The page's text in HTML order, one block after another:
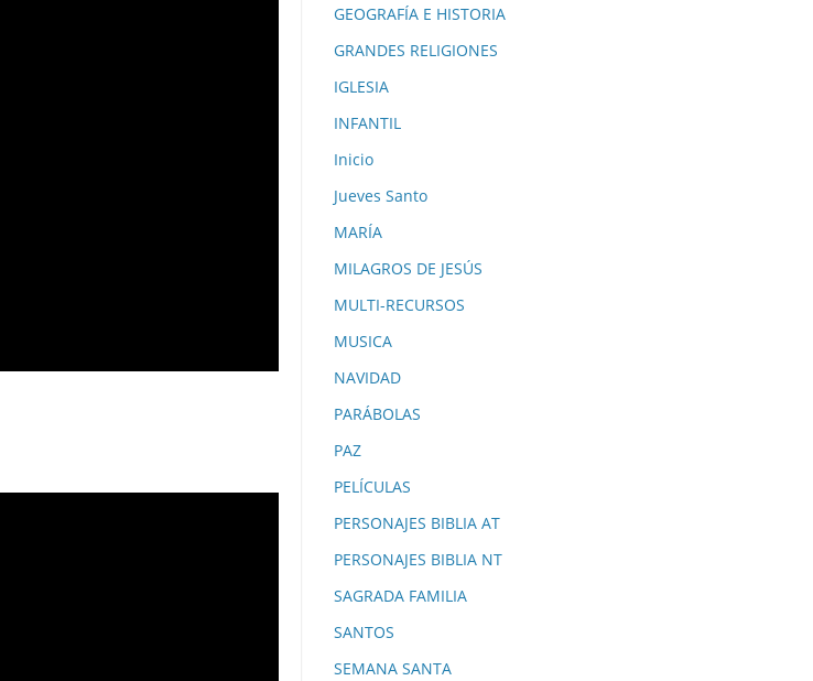
GEOGRAFÍA E HISTORIA
GRANDES RELIGIONES
IGLESIA
INFANTIL
Inicio
Jueves Santo
MARÍA
MILAGROS DE JESÚS
MULTI-RECURSOS
MUSICA
NAVIDAD
PARÁBOLAS
PAZ
PELÍCULAS
PERSONAJES BIBLIA AT
PERSONAJES BIBLIA NT
SAGRADA FAMILIA
SANTOS
SEMANA SANTA